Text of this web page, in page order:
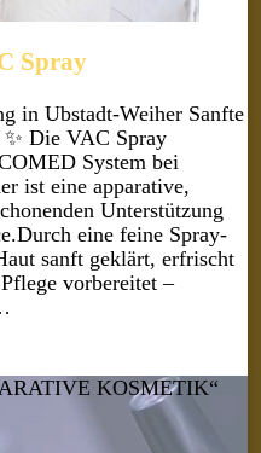
Spray
in Ubstadt-Weiher Sanfte
Die VAC Spray
System bei
ist eine apparative,
Unterstützung
eine feine Spray-
sanft geklärt, erfrischt
vorbereitet –
KOSMETIK“